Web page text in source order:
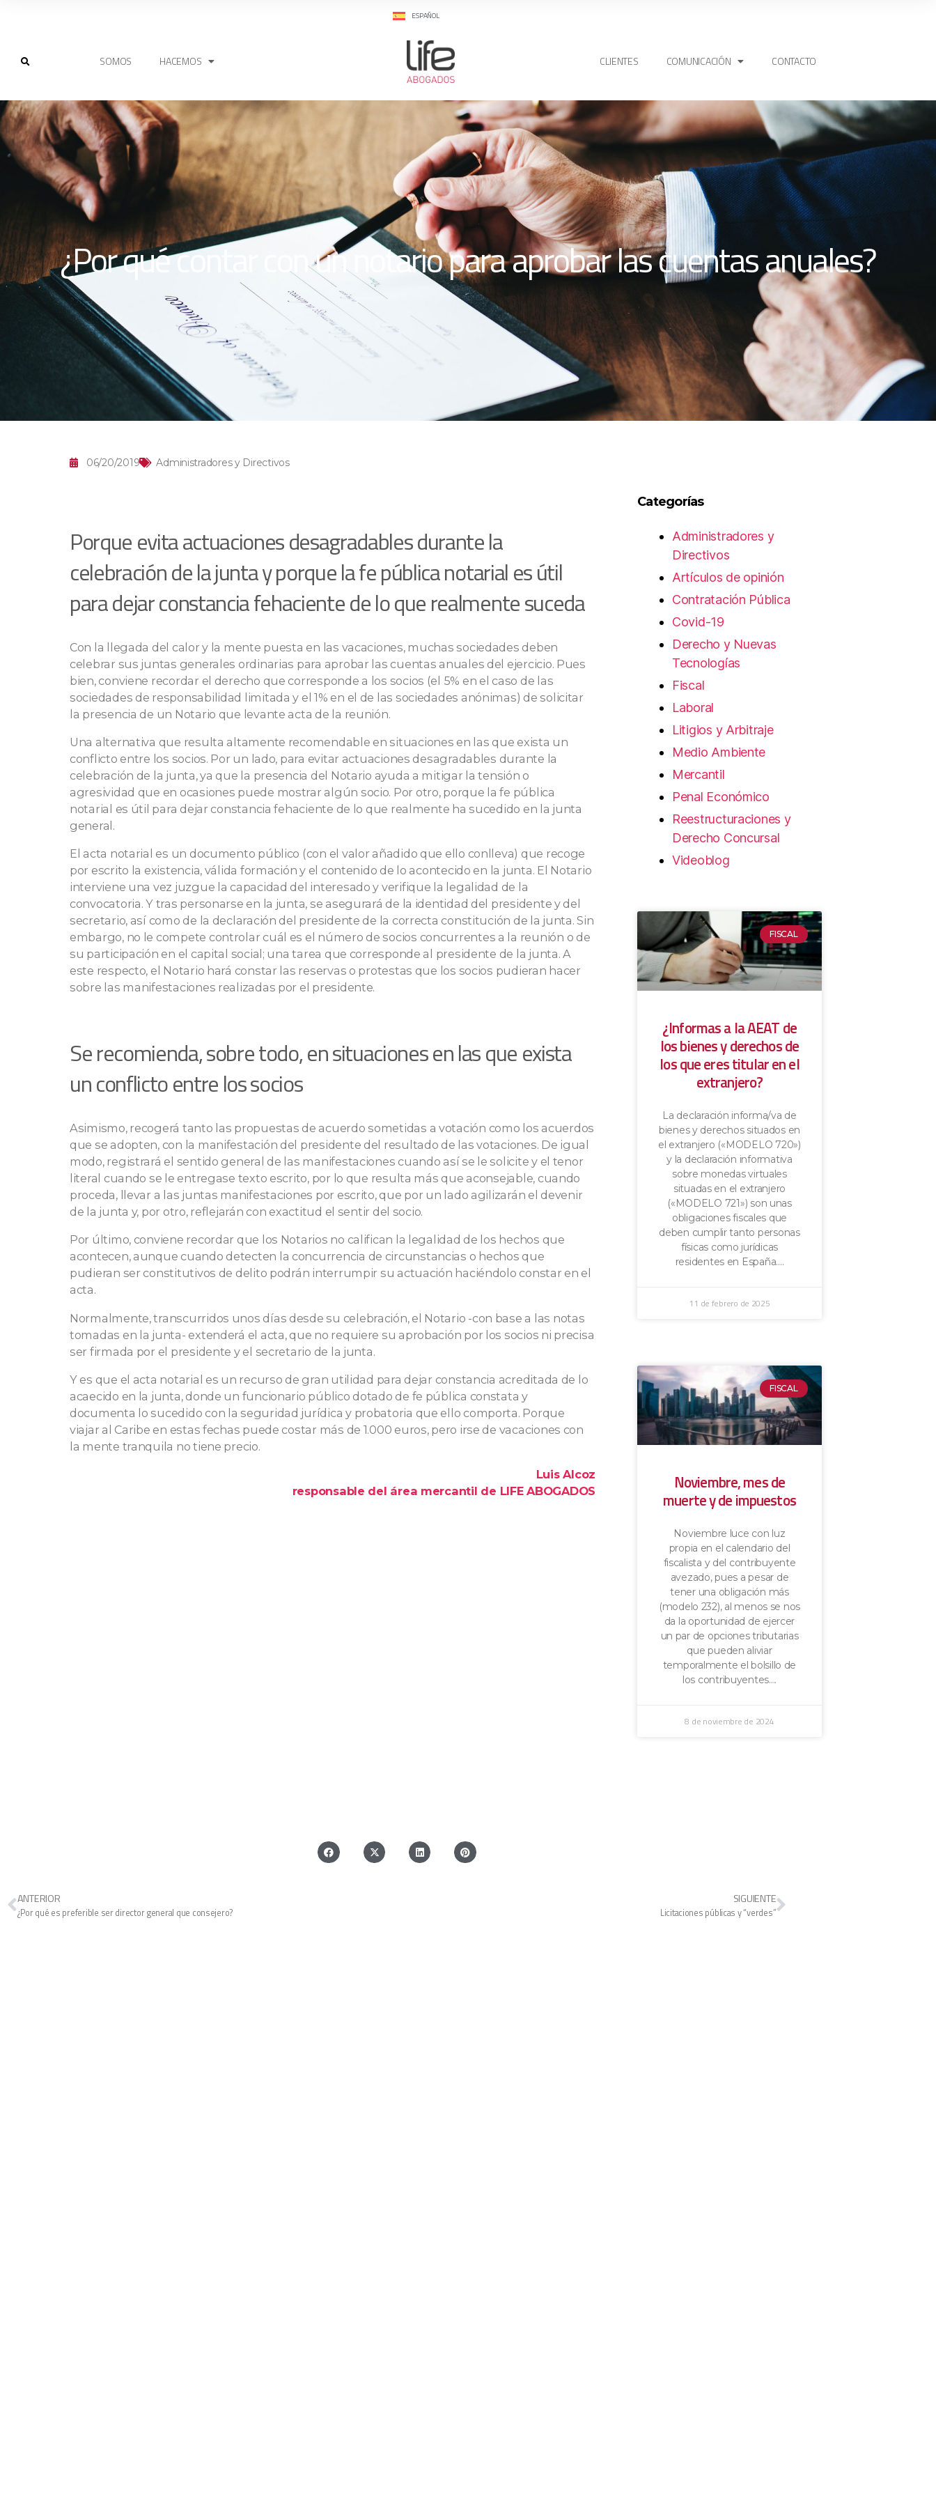
ESPAÑOL
SOMOS HACEMOS CLIENTES COMUNICACIÓN CONTACTO
¿Por qué contar con un notario para aprobar las cuentas anuales?
06/20/2019 Administradores y Directivos
Porque evita actuaciones desagradables durante la
celebración de la junta y porque la fe pública notarial es útil
para dejar constancia fehaciente de lo que realmente suceda
Con la llegada del calor y la mente puesta en las vacaciones, muchas sociedades deben
celebrar sus juntas generales ordinarias para aprobar las cuentas anuales del ejercicio. Pues
bien, conviene recordar el derecho que corresponde a los socios (el 5% en el caso de las
sociedades de responsabilidad limitada y el 1% en el de las sociedades anónimas) de solicitar
la presencia de un Notario que levante acta de la reunión.
Una alternativa que resulta altamente recomendable en situaciones en las que exista un
conflicto entre los socios. Por un lado, para evitar actuaciones desagradables durante la
celebración de la junta, ya que la presencia del Notario ayuda a mitigar la tensión o
agresividad que en ocasiones puede mostrar algún socio. Por otro, porque la fe pública
notarial es útil para dejar constancia fehaciente de lo que realmente ha sucedido en la junta
general.
El acta notarial es un documento público (con el valor añadido que ello conlleva) que recoge
por escrito la existencia, válida formación y el contenido de lo acontecido en la junta. El Notario
interviene una vez juzgue la capacidad del interesado y verifique la legalidad de la
convocatoria. Y tras personarse en la junta, se asegurará de la identidad del presidente y del
secretario, así como de la declaración del presidente de la correcta constitución de la junta. Sin
embargo, no le compete controlar cuál es el número de socios concurrentes a la reunión o de
su participación en el capital social; una tarea que corresponde al presidente de la junta. A
este respecto, el Notario hará constar las reservas o protestas que los socios pudieran hacer
sobre las manifestaciones realizadas por el presidente.
Se recomienda, sobre todo, en situaciones en las que exista
un conflicto entre los socios
Asimismo, recogerá tanto las propuestas de acuerdo sometidas a votación como los acuerdos
que se adopten, con la manifestación del presidente del resultado de las votaciones. De igual
modo, registrará el sentido general de las manifestaciones cuando así se le solicite y el tenor
literal cuando se le entregase texto escrito, por lo que resulta más que aconsejable, cuando
proceda, llevar a las juntas manifestaciones por escrito, que por un lado agilizarán el devenir
de la junta y, por otro, reflejarán con exactitud el sentir del socio.
Por último, conviene recordar que los Notarios no califican la legalidad de los hechos que
acontecen, aunque cuando detecten la concurrencia de circunstancias o hechos que
pudieran ser constitutivos de delito podrán interrumpir su actuación haciéndolo constar en el
acta.
Normalmente, transcurridos unos días desde su celebración, el Notario -con base a las notas
tomadas en la junta- extenderá el acta, que no requiere su aprobación por los socios ni precisa
ser firmada por el presidente y el secretario de la junta.
Y es que el acta notarial es un recurso de gran utilidad para dejar constancia acreditada de lo
acaecido en la junta, donde un funcionario público dotado de fe pública constata y
documenta lo sucedido con la seguridad jurídica y probatoria que ello comporta. Porque
viajar al Caribe en estas fechas puede costar más de 1.000 euros, pero irse de vacaciones con
la mente tranquila no tiene precio.
Luis Alcoz
responsable del área mercantil de LIFE ABOGADOS
Categorías
Administradores y
Directivos
Artículos de opinión
Contratación Pública
Covid-19
Derecho y Nuevas
Tecnologías
Fiscal
Laboral
Litigios y Arbitraje
Medio Ambiente
Mercantil
Penal Económico
Reestructuraciones y
Derecho Concursal
Videoblog
FISCAL
¿Informas a la AEAT de
los bienes y derechos de
los que eres titular en el
extranjero?
La declaración informa/va de
bienes y derechos situados en
el extranjero («MODELO 720»)
y la declaración informativa
sobre monedas virtuales
situadas en el extranjero
(«MODELO 721») son unas
obligaciones fiscales que
deben cumplir tanto personas
físicas como jurídicas
residentes en España.
11 de febrero de 2025
FISCAL
Noviembre, mes de
muerte y de impuestos
Noviembre luce con luz
propia en el calendario del
fiscalista y del contribuyente
avezado, pues a pesar de
tener una obligación más
(modelo 232), al menos se nos
da la oportunidad de ejercer
un par de opciones tributarias
que pueden aliviar
temporalmente el bolsillo de
los contribuyentes.
8 de noviembre de 2024
ANTERIOR
¿Por qué es preferible ser director general que consejero?
SIGUIENTE
Licitaciones públicas y “verdes”